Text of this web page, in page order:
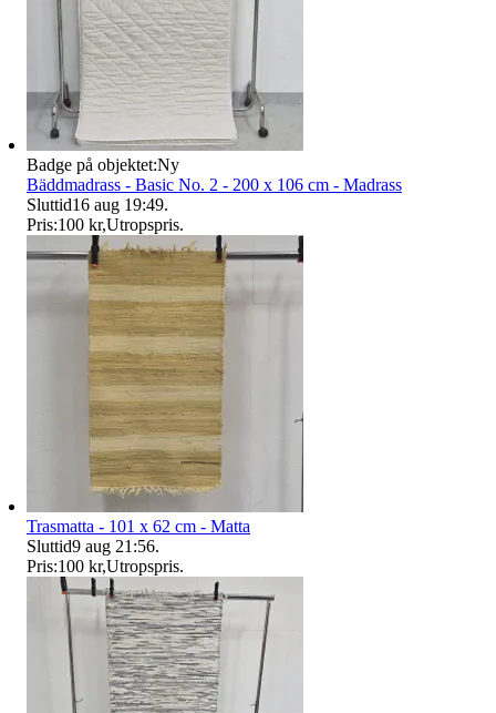
Badge på objektet:Ny
Bäddmadrass - Basic No. 2 - 200 x 106 cm - Madrass
Sluttid16 aug 19:49.
Pris:100 kr,Utropspris.
Trasmatta - 101 x 62 cm - Matta
Sluttid9 aug 21:56.
Pris:100 kr,Utropspris.